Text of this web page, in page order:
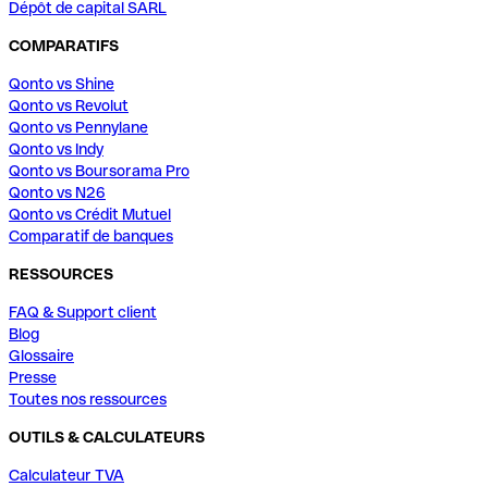
Dépôt de capital SARL
COMPARATIFS
Qonto vs Shine
Qonto vs Revolut
Qonto vs Pennylane
Qonto vs Indy
Qonto vs Boursorama Pro
Qonto vs N26
Qonto vs Crédit Mutuel
Comparatif de banques
RESSOURCES
FAQ & Support client
Blog
Glossaire
Presse
Toutes nos ressources
OUTILS & CALCULATEURS
Calculateur TVA